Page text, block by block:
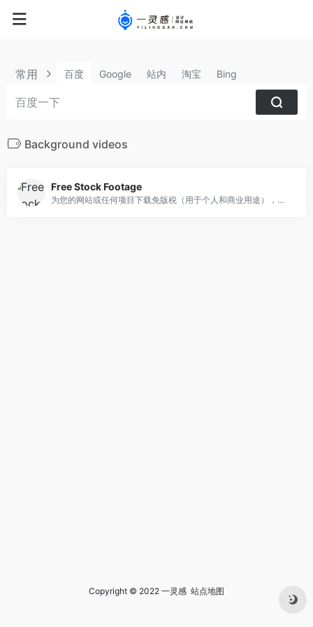
常用 百度 Google 站内 淘宝 Bing
Background videos
Free Stock Footage
为您的网站或任何项目下载免版税（用于个人和商业用途），独特而精美的视频素材。
Copyright © 2022 一灵感 站点地图